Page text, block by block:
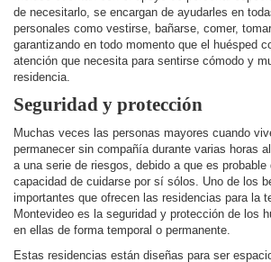
de necesitarlo, se encargan de ayudarles en
personales como vestirse, bañarse, comer,
garantizando en todo momento que el huésped
atención que necesita para sentirse cómodo y
residencia.
Seguridad y protección
Muchas veces las personas mayores cuando
permanecer sin compañía durante varias horas
a una serie de riesgos, debido a que es probable
capacidad de cuidarse por sí sólos. Uno de los
importantes que ofrecen las residencias para la
Montevideo es la seguridad y protección de los
en ellas de forma temporal o permanente.
Estas residencias están diseñas para ser